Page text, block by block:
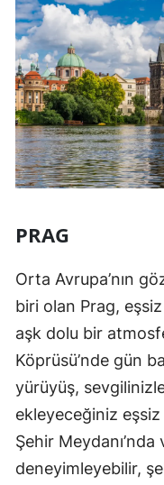
PRAG
Orta Avrupa’nın
biri olan Prag,
aşk dolu bir
Köprüsü’nde gün
yürüyüş,
ekleyeceğiniz
Şehir
deneyimleyebilir,